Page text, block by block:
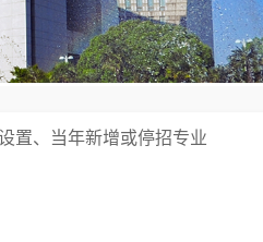
置、当年新增或停招专业